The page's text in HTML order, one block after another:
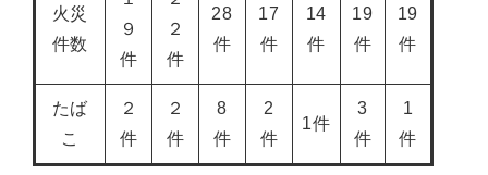
火災
件数
９
件
２
件
28
件
17
件
14
件
19
件
19
件
たば
こ
２
件
２
件
8
件
2
件
1件
3
件
1
件